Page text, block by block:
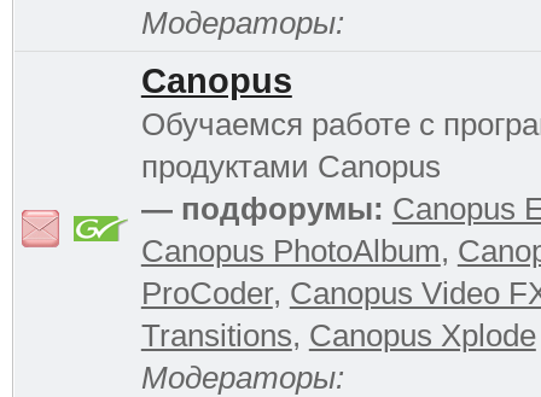
Модераторы:
Canopus
Обучаемся работе с
продуктами Canopus
— подфорумы: Canopus
Canopus PhotoAlbum,
ProCoder, Canopus Video
Transitions, Canopus Xplode
Модераторы: